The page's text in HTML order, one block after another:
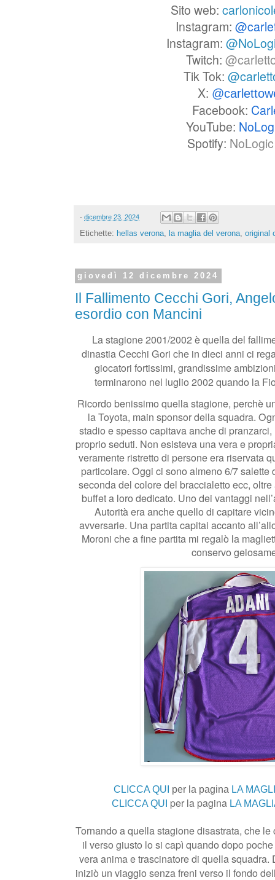
Sito web:
Instagram:
Instagram:
Twitch:
Tik Tok:
X:
Facebook:
YouTube:
Spotify:
- dicembre 23, 2024
Etichette: hellas verona, la maglia del verona, original
giovedì 12 dicembre 2024
Il Fallimento Cecchi Gori,
esordio con Mancini
La stagione 2001/2002 è quella del
dinastia Cecchi Gori che in dieci anni ci
giocatori fortissimi, grandissime
terminarono nel luglio 2002 quando la
Ricordo benissimo quella stagione, perchè
la Toyota, main sponsor della squadra.
stadio e spesso capitava anche di
proprio seduti. Non esisteva una vera e
veramente ristretto di persone era riservata
particolare. Oggi ci sono almeno 6/7
seconda del colore del braccialetto ecc,
buffet a loro dedicato. Uno dei vantaggi
Autorità era anche quello di capitare
avversarie. Una partita capitai accanto
Moroni che a fine partita mi regalò la
conservo
CLICCA QUI per la pagina LA
CLICCA QUI per la pagina LA
Tornando a quella stagione disastrata, che
il verso giusto lo si capì quando dopo
vera anima e trascinatore di quella
iniziò un viaggio senza freni verso il fondo